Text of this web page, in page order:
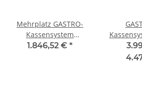
Mehrplatz GASTRO-
Kassensystem
(generalüberholt): 18"
1.846,52 € *